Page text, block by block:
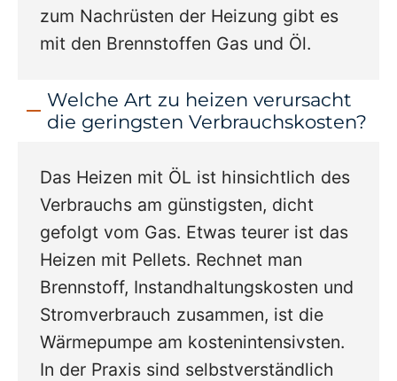
zum Nachrüsten der Heizung gibt es
mit den Brennstoffen Gas und Öl.
Welche Art zu heizen verursacht
die geringsten Verbrauchskosten?
Das Heizen mit ÖL ist hinsichtlich des
Verbrauchs am günstigsten, dicht
gefolgt vom Gas. Etwas teurer ist das
Heizen mit Pellets. Rechnet man
Brennstoff, Instandhaltungskosten und
Stromverbrauch zusammen, ist die
Wärmepumpe am kostenintensivsten.
In der Praxis sind selbstverständlich